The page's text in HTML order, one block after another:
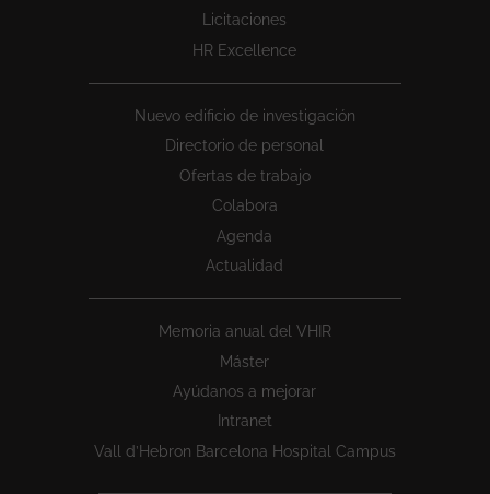
Licitaciones
HR Excellence
Nuevo edificio de investigación
Directorio de personal
Ofertas de trabajo
Colabora
Agenda
Actualidad
Memoria anual del VHIR
Máster
Ayúdanos a mejorar
Intranet
Vall d’Hebron Barcelona Hospital Campus